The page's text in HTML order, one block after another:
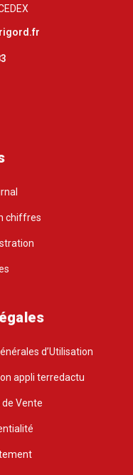
chiffres
d’Utilisation
appli terredactu
Vente